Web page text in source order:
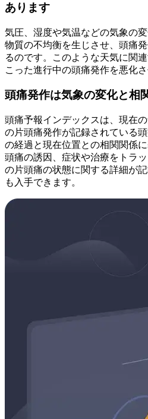
あります
気圧、湿度や気温などの気象の
物質の不均衡を生じさせ、頭痛
るのです。このような天気に関
こった進行中の頭痛発作を悪化
頭痛発作は気象の変化と相
頭痛予報インデックスは、現在
の片頭痛発作が記録されている
の経過と現在位置との相関関係
頭痛の誘因、症状や治療をトラ
の片頭痛の状態に関する詳細が
も入手できます。